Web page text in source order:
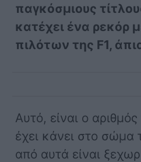
παγκόσμιους
κατέχει ένα ρεκόρ
πιλότων της F1,
Αυτό, είναι ο
έχει κάνει στο σώμα
από αυτά είναι